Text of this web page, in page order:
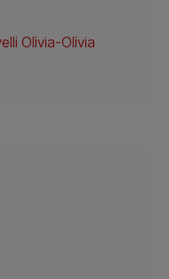
Olivia-Olivia